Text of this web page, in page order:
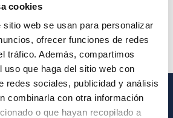
cookies
web se usan para personalizar
ofrecer funciones de redes
tráfico. Además, compartimos
uso que haga del sitio web con
redes sociales, publicidad y análisis
combinarla con otra información
o que hayan recopilado a